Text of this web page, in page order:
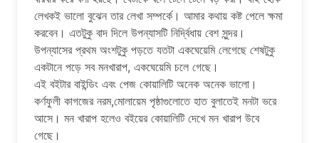
লেখকই ভালো বুঝেন তার লেখা সম্পর্কে। আমার কথায় কষ্ট পেলে ক্ষমা
করবেন। এতটুকু বাদ দিলে উপন্যাসটি নির্দ্বিধায় বেশ সুন্দর।
উপন্যাসের প্রথম অংশটুকু পড়তে যতটা একঘেয়েমি লেগেছে শেষটুকু
একটানে পড়ে সব মনখারাপ, একঘেয়েমি চলে গেছে।
এই বইটার বাইন্ডিং এবং পেজ কোয়ালিটি অনেক অনেক ভালো।
কর্ণফুলী কাগজের নরম,মোলায়েম পৃষ্ঠাগুলোতে হাত বুলাতেই মনটা ভরে
আসে। মন খারাপ হলেও বইয়ের কোয়ালিটি দেখে মন খারাপ উবে
গেছে।